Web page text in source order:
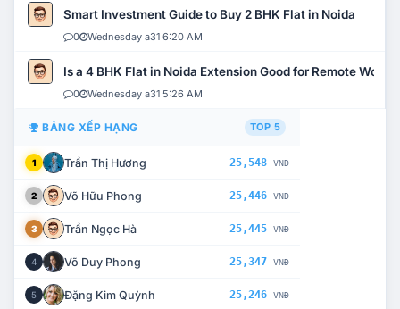
Smart Investment Guide to Buy 2 BHK Flat in Noida
0 Wednesday a31 6:20 AM
Is a 4 BHK Flat in Noida Extension Good for Remote Work?
0 Wednesday a31 5:26 AM
BẢNG XẾP HẠNG TOP 5
1 Trần Thị Hương 25,548 VNĐ
2 Võ Hữu Phong 25,446 VNĐ
3 Trần Ngọc Hà 25,445 VNĐ
4 Võ Duy Phong 25,347 VNĐ
5 Đặng Kim Quỳnh 25,246 VNĐ